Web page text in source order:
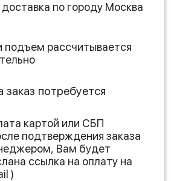
по городу Москва
подъем рассчитывается
заказ потребуется
картой или СБП
подтверждения заказа
Вам будет
ссылка на оплату на
)